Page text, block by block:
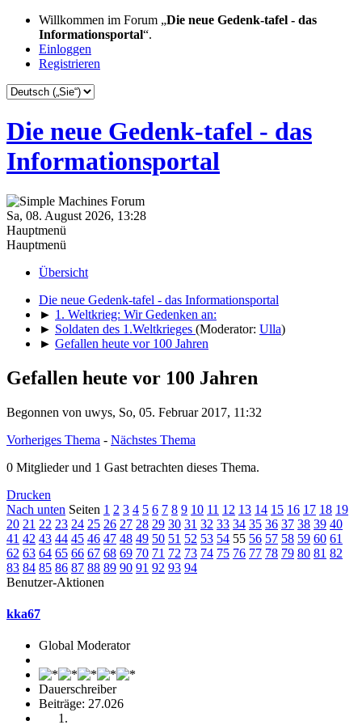
Willkommen im Forum „Die neue Gedenk-tafel - das
Informationsportal“.
Einloggen
Registrieren
Die neue Gedenk-tafel - das
Informationsportal
Sa, 08. August 2026, 13:28
Hauptmenü
Hauptmenü
Übersicht
Die neue Gedenk-tafel - das Informationsportal
► 1. Weltkrieg: Wir Gedenken an:
► Soldaten des 1.Weltkrieges (Moderator: Ulla)
► Gefallen heute vor 100 Jahren
Gefallen heute vor 100 Jahren
Begonnen von uwys, So, 05. Februar 2017, 11:32
Vorheriges Thema - Nächstes Thema
0 Mitglieder und 1 Gast betrachten dieses Thema.
Drucken
Nach unten Seiten 1 2 3 4 5 6 7 8 9 10 11 12 13 14 15 16 17 18 19
20 21 22 23 24 25 26 27 28 29 30 31 32 33 34 35 36 37 38 39 40
41 42 43 44 45 46 47 48 49 50 51 52 53 54 55 56 57 58 59 60 61
62 63 64 65 66 67 68 69 70 71 72 73 74 75 76 77 78 79 80 81 82
83 84 85 86 87 88 89 90 91 92 93 94
Benutzer-Aktionen
kka67
Global Moderator
Dauerschreiber
Beiträge: 27.026